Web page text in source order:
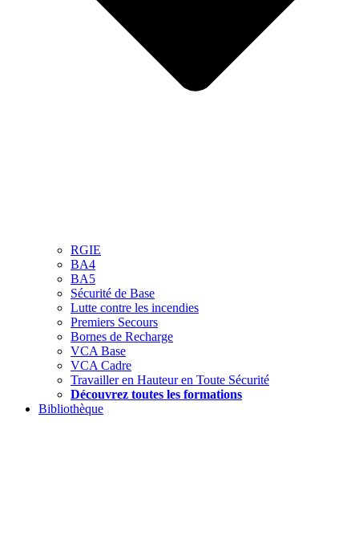
RGIE
BA4
BA5
Sécurité de Base
Lutte contre les incendies
Premiers Secours
Bornes de Recharge
VCA Base
VCA Cadre
Travailler en Hauteur en Toute Sécurité
Découvrez toutes les formations
Bibliothèque